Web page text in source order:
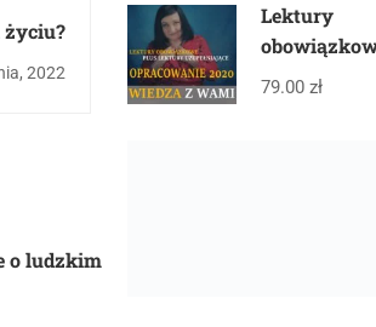
życiu?
2022
o ludzkim
Lektury
gwiazdką)
79.00 zł